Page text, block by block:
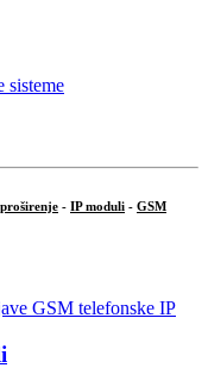
- IP moduli - GSM